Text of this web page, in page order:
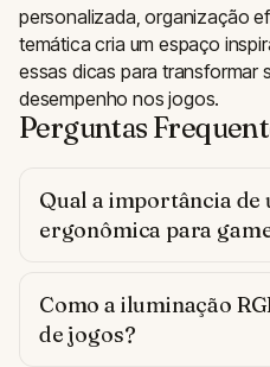
personalizada, organização
temática cria um espaço
essas dicas para transformar
desempenho nos jogos.
Perguntas
Qual a importância de
ergonômica para
Como a iluminação
de jogos?